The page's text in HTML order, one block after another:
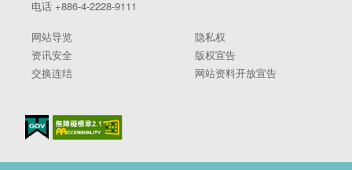
电话 +886-4-2228-9111
网站导览
隐私权
资讯安全
版权宣告
交换连结
网站资料开放宣告